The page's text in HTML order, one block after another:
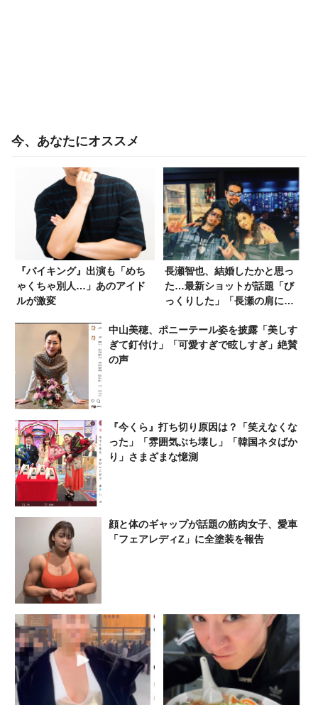
今、あなたにオススメ
『バイキング』出演も「めち
ゃくちゃ別人…」あのアイド
ルが激変
長瀬智也、結婚したかと思っ
た…最新ショットが話題「び
っくりした」「長瀬の肩に置
中山美穂、ポニーテール姿を披露「美しす
ぎて釘付け」「可愛すぎで眩しすぎ」絶賛
の声
『今くら』打ち切り原因は？「笑えなくな
った」「雰囲気ぶち壊し」「韓国ネタばか
り」さまざまな憶測
顔と体のギャップが話題の筋肉女子、愛車
「フェアレディZ」に全塗装を報告